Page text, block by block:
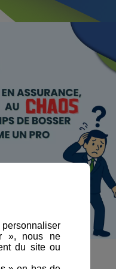
personnaliser
», nous ne
du site ou